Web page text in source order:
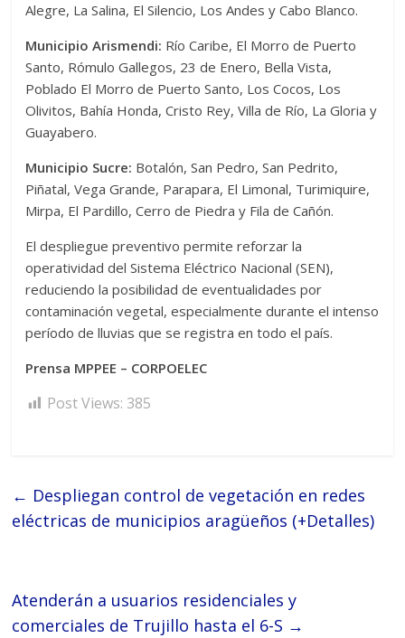
Alegre, La Salina, El Silencio, Los Andes y Cabo Blanco.
Municipio Arismendi: Río Caribe, El Morro de Puerto
Santo, Rómulo Gallegos, 23 de Enero, Bella Vista,
Poblado El Morro de Puerto Santo, Los Cocos, Los
Olivitos, Bahía Honda, Cristo Rey, Villa de Río, La Gloria y
Guayabero.
Municipio Sucre: Botalón, San Pedro, San Pedrito,
Piñatal, Vega Grande, Parapara, El Limonal, Turimiquire,
Mirpa, El Pardillo, Cerro de Piedra y Fila de Cañón.
El despliegue preventivo permite reforzar la
operatividad del Sistema Eléctrico Nacional (SEN),
reduciendo la posibilidad de eventualidades por
contaminación vegetal, especialmente durante el intenso
período de lluvias que se registra en todo el país.
Prensa MPPEE – CORPOELEC
Post Views: 385
← Despliegan control de vegetación en redes
eléctricas de municipios aragüeños (+Detalles)
Atenderán a usuarios residenciales y
comerciales de Trujillo hasta el 6-S →